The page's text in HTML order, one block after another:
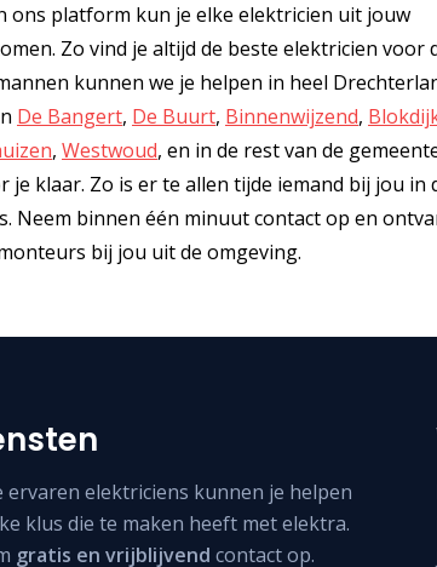
ons platform kun je elke elektricien uit jouw
Zo vind je altijd de beste elektricien voor
kunnen we je helpen in heel
De Bangert, De Buurt, Binnenwijzend,
, Westwoud, en in de rest van de
klaar. Zo is er te allen tijde iemand bij jou in
Neem binnen één minuut contact op en
bij jou uit de omgeving.
ervaren elektriciens kunnen je helpen
klus die te maken heeft met elektra.
gratis en vrijblijvend contact op.